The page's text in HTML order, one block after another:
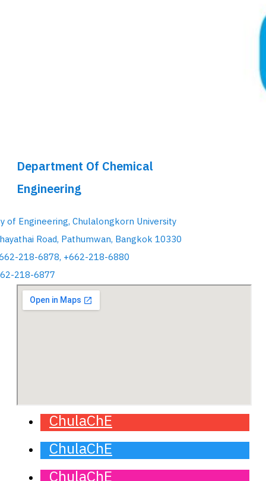
Department Of Chemical
Engineering
of Engineering, Chulalongkorn University
Road, Pathumwan, Bangkok 10330
218-6878, +662-218-6880
218-6877
ChulaChE
ChulaChE